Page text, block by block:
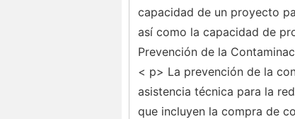
capacidad de un proyecto
así como la capacidad de
Prevención de la
< p> La prevención de la
asistencia técnica para la
que incluyen la compra de